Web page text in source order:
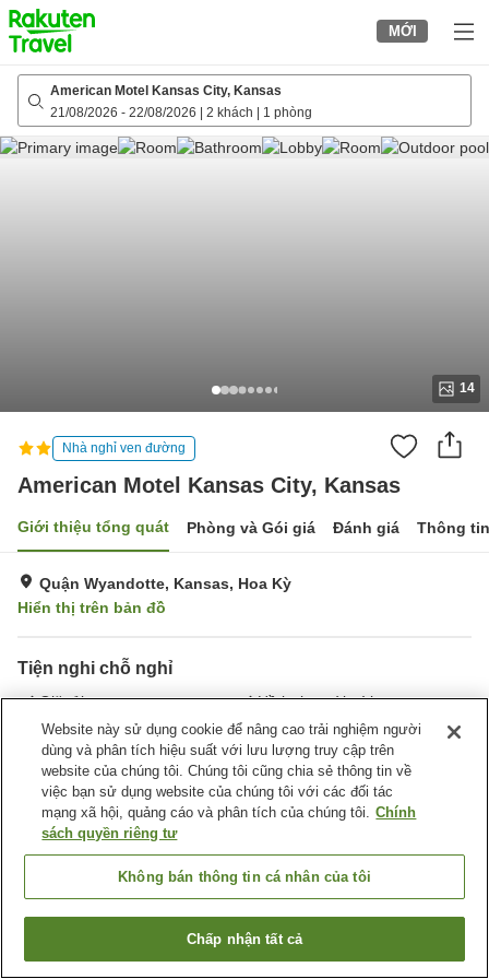
to
top
page
MỚI
American Motel Kansas City, Kansas
21/08/2026 - 22/08/2026 2 khách 1 phòng
14
Nhà nghỉ ven đường
American Motel Kansas City, Kansas
Giới thiệu tổng quát Phòng và Gói giá Đánh giá Thông
Quận Wyandotte, Kansas, Hoa Kỳ
Hiển thị trên bản đồ
Tiện nghi chỗ nghỉ
Giặt ủi Hồ bơi ngoài trời
Trang chủ Hoa Kỳ Kansas
Quận Wyandotte
American Motel Kansas City, Kansas
Tìm phòng trống
Website này sử dụng cookie để nâng cao trải nghiệm người
dùng và phân tích hiệu suất với lưu lượng truy cập trên
website của chúng tôi. Chúng tôi cũng chia sẻ thông tin về
việc bạn sử dụng website của chúng tôi với các đối tác
mạng xã hội, quảng cáo và phân tích của chúng tôi. Chính
sách quyền riêng tư
Không bán thông tin cá nhân của tôi
Chấp nhận tất cả